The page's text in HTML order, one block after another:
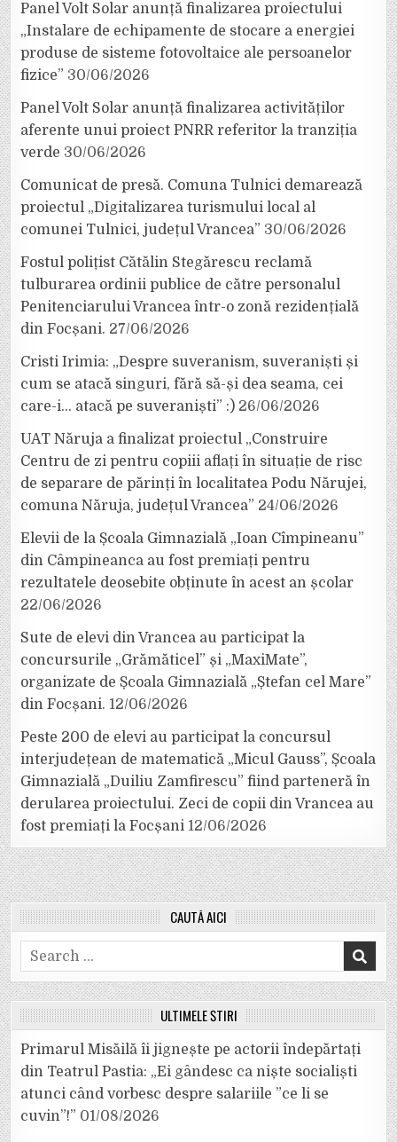
Panel Volt Solar anunță finalizarea proiectului
„Instalare de echipamente de stocare a energiei
produse de sisteme fotovoltaice ale persoanelor
fizice” 30/06/2026
Panel Volt Solar anunță finalizarea activităților
aferente unui proiect PNRR referitor la tranziția
verde 30/06/2026
Comunicat de presă. Comuna Tulnici demarează
proiectul „Digitalizarea turismului local al
comunei Tulnici, județul Vrancea” 30/06/2026
Fostul polițist Cătălin Stegărescu reclamă
tulburarea ordinii publice de către personalul
Penitenciarului Vrancea într-o zonă rezidențială
din Focșani. 27/06/2026
Cristi Irimia: „Despre suveranism, suveraniști și
cum se atacă singuri, fără să-și dea seama, cei
care-i… atacă pe suveraniști” :) 26/06/2026
UAT Năruja a finalizat proiectul „Construire
Centru de zi pentru copiii aflați în situație de risc
de separare de părinți în localitatea Podu Nărujei,
comuna Năruja, județul Vrancea” 24/06/2026
Elevii de la Școala Gimnazială „Ioan Cîmpineanu”
din Câmpineanca au fost premiați pentru
rezultatele deosebite obținute în acest an școlar
22/06/2026
Sute de elevi din Vrancea au participat la
concursurile „Grămăticel” și „MaxiMate”,
organizate de Școala Gimnazială „Ștefan cel Mare”
din Focșani. 12/06/2026
Peste 200 de elevi au participat la concursul
interjudețean de matematică „Micul Gauss”, Școala
Gimnazială „Duiliu Zamfirescu” fiind parteneră în
derularea proiectului. Zeci de copii din Vrancea au
fost premiați la Focșani 12/06/2026
CAUTĂ AICI
Search
for:
ULTIMELE ȘTIRI
Primarul Misăilă îi jignește pe actorii îndepărtați
din Teatrul Pastia: „Ei gândesc ca niște socialiști
atunci când vorbesc despre salariile ”ce li se
cuvin”!” 01/08/2026